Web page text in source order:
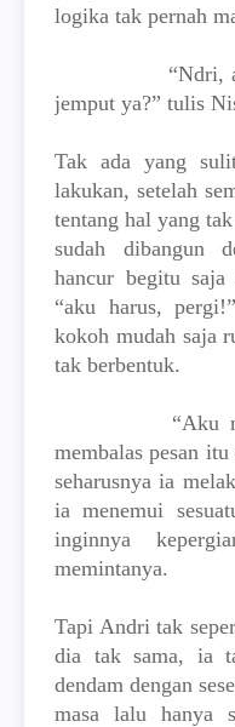
logika tak pernah
“Ndri, aku
jemput ya?” tulis
Tak ada yang
lakukan, setelah
tentang hal yang
sudah dibangun
hancur begitu saja
“aku harus,
kokoh mudah saja
tak berbentuk.
“Aku
membalas pesan
seharusnya ia
ia menemui
inginnya
memintanya.
Tapi Andri tak
dia tak sama, ia
dendam dengan
masa lalu hanya